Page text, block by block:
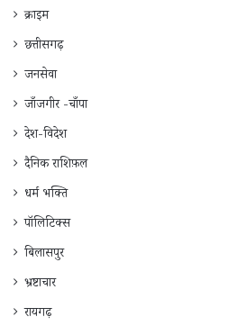
क्राइम
छत्तीसगढ़
जनसेवा
जाँजगीर -चाँपा
देश-विदेश
दैनिक राशिफ़ल
धर्म भक्ति
पॉलिटिक्स
बिलासपुर
भ्रष्टाचार
रायगढ़